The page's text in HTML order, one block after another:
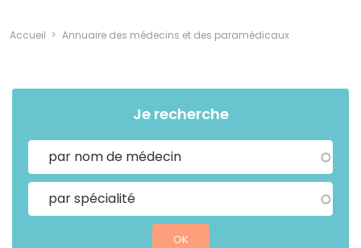
Accueil Annuaire des médecins et des paramédicaux
Je recherche
OK